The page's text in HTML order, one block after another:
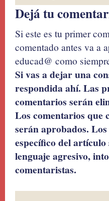
Dejá tu
Si este es tu primer
comentado antes va a
educad@ como
Si vas a dejar una
respondida ahí. Las
comentarios serán
Los comentarios que
serán aprobados.
específico del
lenguaje agresivo,
comentaristas.